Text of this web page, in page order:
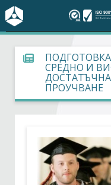
За БСК
На фокус
Актуално
Социален диалог
Дейности
СРЕДНО И
ПРОУЧВАНЕ